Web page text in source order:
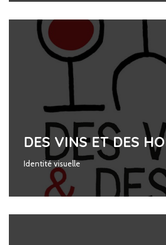
DES VINS ET DES
Identité visuelle